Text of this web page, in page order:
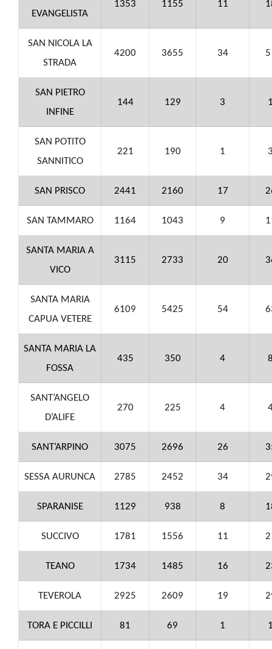
EVANGELISTA
1353 1155 11
SAN NICOLA LA
STRADA
4200 3655 34
SAN PIETRO
INFINE
144 129 3
SAN POTITO
SANNITICO
221 190 1
SAN PRISCO 2441 2160 17
SAN TAMMARO 1164 1043 9
SANTA MARIA A
VICO
3115 2733 20
SANTA MARIA
CAPUA VETERE
6109 5425 54
SANTA MARIA LA
FOSSA
435 350 4
SANT’ANGELO
D’ALIFE
270 225 4
SANT’ARPINO 3075 2696 26
SESSA AURUNCA 2785 2452 34
SPARANISE 1129 938 8
SUCCIVO 1781 1556 11
TEANO 1734 1485 16
TEVEROLA 2925 2609 19
TORA E PICCILLI 81 69 1